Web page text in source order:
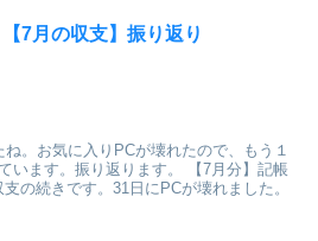
【7月の収支】振り返り
。お気に入りPCが壊れたので、もう１
います。振り返ります。 【7月分】記帳
の続きです。31日にPCが壊れました。